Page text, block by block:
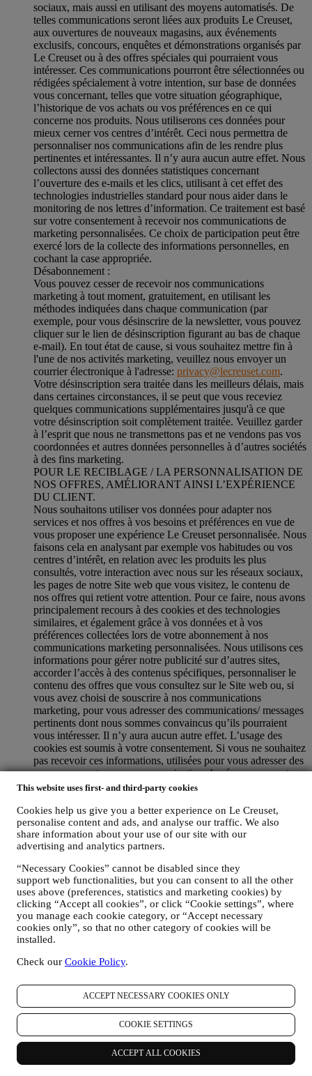
This website uses first- and third-party cookies
Cookies help us give you a better experience on Le Creuset,
personalise content and ads, and analyse our traffic. We also
share information about your use of our site with our
advertising and analytics partners.
“Necessary Cookies” cannot be disabled since they
support web functionalities, but you can consent to all the other
uses above (preferences, statistics and marketing cookies) by
clicking “Accept all cookies”, or click “Cookie settings”, where
you manage each cookie category, or “Accept necessary
cookies only”, so that no other category of cookies will be
installed.
Check our Cookie Policy.
ACCEPT NECESSARY COOKIES ONLY
COOKIE SETTINGS
ACCEPT ALL COOKIES
sociaux, mais aussi en utilisant des moyens automatisés. De
telles communications seront liées aux produits Le Creuset,
aux ouvertures de nouveaux magasins, aux événements
exclusifs, concours, enquêtes et démonstrations organisés par
Le Creuset ou à des offres spéciales qui pourraient vous
intéresser. Ces communications pourront être sélectionnées ou
rédigées spécialement à votre intention, sur base de données
vous concernant, telles que votre situation géographique,
l’historique de vos achats ou vos préférences en ce qui
concerne nos produits. Nous utiliserons ces données pour
mieux cerner vos centres d’intérêt. Ceci nous permettra de
personnaliser nos communications afin de les rendre plus
pertinentes et intéressantes. Il n’y aura aucun autre effet. Nous
collectons aussi des données statistiques concernant
l’ouverture des e-mails et les clics, utilisant à cet effet des
technologies industrielles standard pour nous aider dans le
monitoring de nos lettres d’information. Ce traitement est basé
sur votre consentement à recevoir nos communications de
marketing personnalisées. Ce choix de participation peut être
exercé lors de la collecte des informations personnelles, en
cochant la case appropriée.
Désabonnement :
Vous pouvez cesser de recevoir nos communications
marketing à tout moment, gratuitement, en utilisant les
méthodes indiquées dans chaque communication (par
exemple, pour vous désinscrire de la newsletter, vous pouvez
cliquer sur le lien de désinscription figurant au bas de chaque
e-mail). En tout état de cause, si vous souhaitez mettre fin à
l'une de nos activités marketing, veuillez nous envoyer un
courrier électronique à l'adresse: privacy@lecreuset.com.
Votre désinscription sera traitée dans les meilleurs délais, mais
dans certaines circonstances, il se peut que vous receviez
quelques communications supplémentaires jusqu'à ce que
votre désinscription soit complètement traitée. Veuillez garder
à l’esprit que nous ne transmettons pas et ne vendons pas vos
coordonnées et autres données personnelles à d’autres sociétés
à des fins marketing.
POUR LE RECIBLAGE / LA PERSONNALISATION DE
NOS OFFRES, AMÉLIORANT AINSI L’EXPÉRIENCE
DU CLIENT.
Nous souhaitons utiliser vos données pour adapter nos
services et nos offres à vos besoins et préférences en vue de
vous proposer une expérience Le Creuset personnalisée. Nous
faisons cela en analysant par exemple vos habitudes ou vos
centres d’intérêt, en relation avec les produits les plus
consultés, votre interaction avec nous sur les réseaux sociaux,
les pages de notre Site web que vous visitez, le contenu de
nos offres qui retient votre attention. Pour ce faire, nous avons
principalement recours à des cookies et des technologies
similaires, et également grâce à vos données et à vos
préférences collectées lors de votre abonnement à nos
communications marketing personnalisées. Nous utilisons ces
informations pour gérer notre publicité sur d’autres sites,
accorder l’accès à des contenus spécifiques, personnaliser le
contenu des offres que vous consultez sur le Site web ou, si
vous avez choisi de souscrire à nos communications
marketing, pour vous adresser des communications/ messages
pertinents dont nous sommes convaincus qu’ils pourraient
vous intéresser. Il n’y aura aucun autre effet. L’usage des
cookies est soumis à votre consentement. Si vous ne souhaitez
pas recevoir ces informations, utilisées pour vous adresser des
annonces, contenus ou communications basés sur vos centres
d’intérêt, vous pouvez limiter l’usage des informations vous
consignes en matière de cookies (gardez toutefois en mémoire
que certains cookies sont nécessaires pour utiliser le Site
web). Notez que ceci ne vous empêchera pas de recevoir nos
annonces, offres ou communications. Vous continuerez de
génériques. Pour de plus amples informations sur l’usage que
nous faisons des cookies et sur la façon dont vous pouvez les
éliminer, nous vous invitons à consulter ici notrePolitique en
matière de Cookies.
AVIS PRODUITS :
Au cas où vous avez acheté l’un de nos produits, nous
avis à propos des produits. Nous accordons de l’intérêt au
souhaitent fournir de telles informations) en vue d’améliorer
constamment nos produits et services. À la fin du processus
d’achat, nous pourrons également vous inviter à consigner
votre avis sur notre produit. Cet avis n’a rien d’obligatoire et
vous êtes libre de le soumettre ou non.
WHATSAPP FOR BUSINESS. :